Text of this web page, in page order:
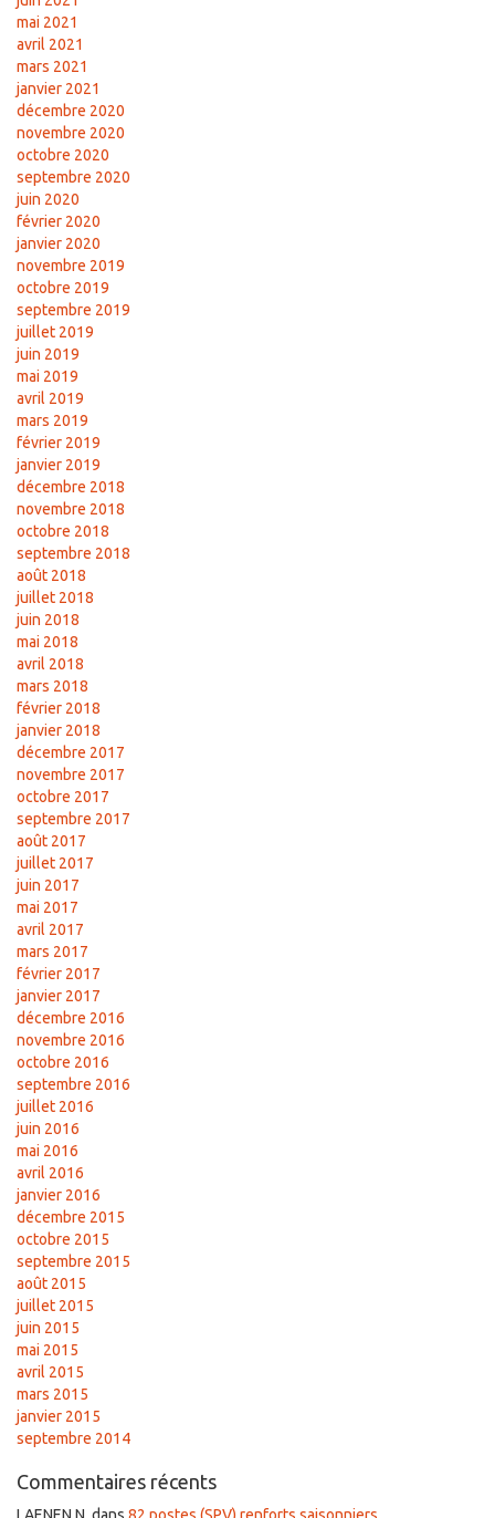
mai 2021
avril 2021
mars 2021
janvier 2021
décembre 2020
novembre 2020
octobre 2020
septembre 2020
juin 2020
février 2020
janvier 2020
novembre 2019
octobre 2019
septembre 2019
juillet 2019
juin 2019
mai 2019
avril 2019
mars 2019
février 2019
janvier 2019
décembre 2018
novembre 2018
octobre 2018
septembre 2018
août 2018
juillet 2018
juin 2018
mai 2018
avril 2018
mars 2018
février 2018
janvier 2018
décembre 2017
novembre 2017
octobre 2017
septembre 2017
août 2017
juillet 2017
juin 2017
mai 2017
avril 2017
mars 2017
février 2017
janvier 2017
décembre 2016
novembre 2016
octobre 2016
septembre 2016
juillet 2016
juin 2016
mai 2016
avril 2016
janvier 2016
décembre 2015
octobre 2015
septembre 2015
août 2015
juillet 2015
juin 2015
mai 2015
avril 2015
mars 2015
janvier 2015
septembre 2014
Commentaires récents